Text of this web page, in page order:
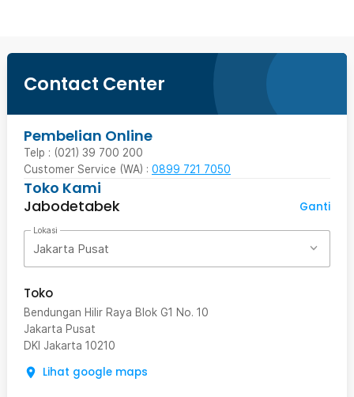
Contact Center
Pembelian Online
Telp : (021) 39 700 200
Customer Service (WA) : 0899 721 7050
Toko Kami
Jabodetabek
Ganti
Lokasi
Jakarta Pusat
Toko
Bendungan Hilir Raya Blok G1 No. 10
Jakarta Pusat
DKI Jakarta 10210
Lihat google maps